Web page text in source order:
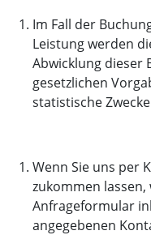
Im Fall der
Leistung werden
Abwicklung dieser
gesetzlichen
statistische
Wenn Sie uns per
zukommen
Anfrageformular
angegebenen